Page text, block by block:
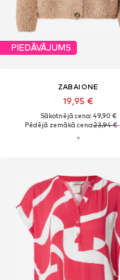
PIEDĀVĀJUMS
ZABAIONE
19,95 €
Sākotnējā cena: 49,90 €
Pēdējā zemākā cena:23,94 €